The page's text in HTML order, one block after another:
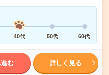
40代 50代 60代
む 詳しく見る